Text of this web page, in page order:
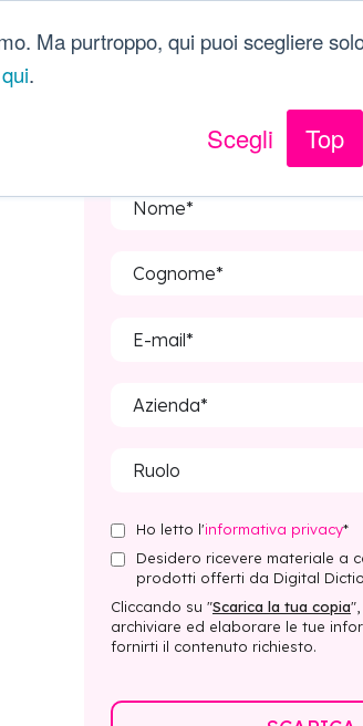
Ma purtroppo, qui puoi scegliere
.
Scegli Top
Ho letto l'informativa privacy*
Desidero ricevere materiale a
prodotti offerti da Digital
Cliccando su "Scarica la tua copia
archiviare ed elaborare le tue
fornirti il ​​contenuto richiesto.